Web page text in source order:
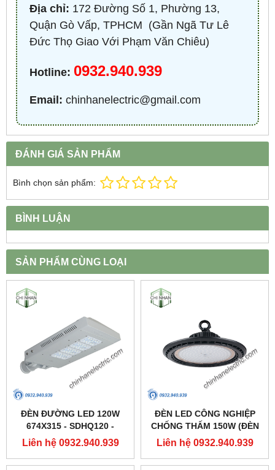
Địa chỉ: 172 Đường Số 1, Phường 13,
Quận Gò Vấp, TPHCM ​ (Gần Ngã Tư Lê
Đức Thọ Giao Với Phạm Văn Chiêu)
Hotline: 0932.940.939
Email: chinhanelectric@gmail.com
ĐÁNH GIÁ SẢN PHẨM
Bình chọn sản phẩm:
BÌNH LUẬN
SẢN PHẨM CÙNG LOẠI
ĐÈN ĐƯỜNG LED 120W
674X315 - SDHQ120 -
DUHAL
Liên hệ 0932.940.939
ĐÈN LED CÔNG NGHIỆP
CHỐNG THẤM 150W (ĐÈN
HIGHBAY NHÀ XƯỞNG) -
DDB150 - DUHAL
Liên hệ 0932.940.939